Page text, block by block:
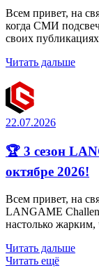
Всем привет, на
когда СМИ
своих
Читать дальше
22.07.2026
🏆 3 сезон
октябре 2026!
Всем привет, на
LANGAME
настолько жарким,
Читать дальше
Читать ещё